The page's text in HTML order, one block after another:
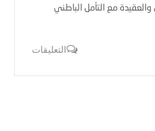
مع التأمل الباطني
التعليقات